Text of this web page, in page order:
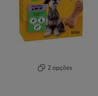
2 opções